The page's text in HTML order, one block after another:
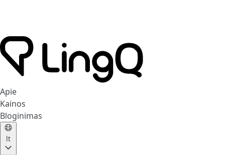
Apie
Kainos
Bloginimas
lt